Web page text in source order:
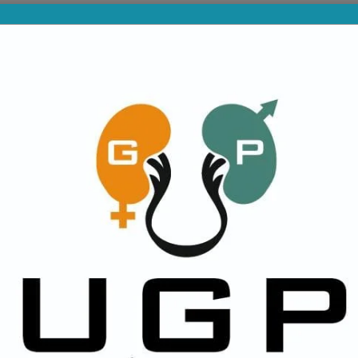
PROVINCIALES DIVISIONES INFERIORES